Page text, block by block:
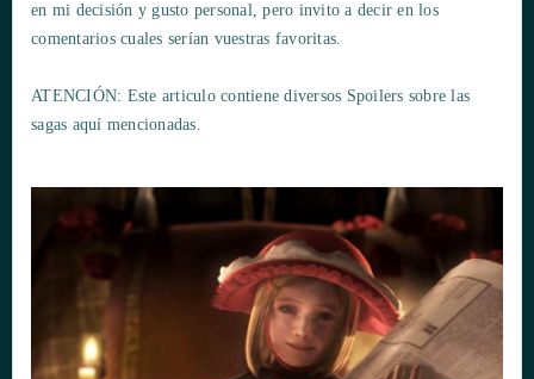
en mi decisión y gusto personal, pero invito a decir en los
comentarios cuales serían vuestras favoritas.
ATENCIÓN: Este articulo contiene diversos Spoilers sobre las
sagas aquí mencionadas.